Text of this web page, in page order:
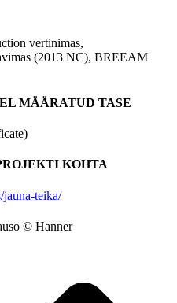
vertinimas,
(2013 NC), BREEAM
MÄÄRATUD TASE
KOHTA
jauna-teika/
© Hanner